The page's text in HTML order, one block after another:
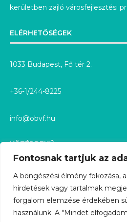
Fontosnak tartjuk az
A böngészési élmény fokozása,
hirdetések vagy tartalmak
forgalom elemzése érdekében
használunk. A "Mindet
kerületben zajló városfejlesztési
ELÉRHETŐSÉGEK
1033 Budapest, Fő tér 2.
+36-1/244-8225
info@obvf.hu
KÖZÉRDEKŰ
KÖZÉRDEKŰ ADATOK
KÖZÉRDEKŰ ADATIGÉNYLÉS
GDPR